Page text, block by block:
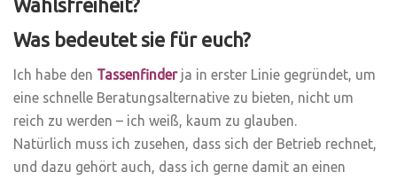
Wahlsfreiheit?
Was bedeutet sie für euch?
Ich habe den Tassenfinderja in erster Linie gegründet, um
eine schnelle Beratungsalternative zu bieten, nicht um
reich zu werden – ich weiß, kaum zu glauben.
Natürlich muss ich zusehen, dass sich der Betrieb rechnet,
und dazu gehört auch, dass ich gerne damit an einen